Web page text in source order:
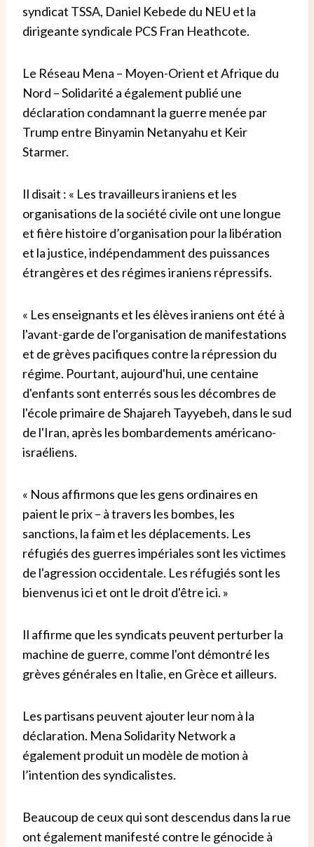
syndicat TSSA, Daniel Kebede du NEU et la
dirigeante syndicale PCS Fran Heathcote.
Le Réseau Mena – Moyen-Orient et Afrique du
Nord – Solidarité a également publié une
déclaration condamnant la guerre menée par
Trump entre Binyamin Netanyahu et Keir
Starmer.
Il disait : « Les travailleurs iraniens et les
organisations de la société civile ont une longue
et fière histoire d’organisation pour la libération
et la justice, indépendamment des puissances
étrangères et des régimes iraniens répressifs.
« Les enseignants et les élèves iraniens ont été à
l'avant-garde de l'organisation de manifestations
et de grèves pacifiques contre la répression du
régime. Pourtant, aujourd'hui, une centaine
d'enfants sont enterrés sous les décombres de
l'école primaire de Shajareh Tayyebeh, dans le sud
de l'Iran, après les bombardements américano-
israéliens.
« Nous affirmons que les gens ordinaires en
paient le prix – à travers les bombes, les
sanctions, la faim et les déplacements. Les
réfugiés des guerres impériales sont les victimes
de l'agression occidentale. Les réfugiés sont les
bienvenus ici et ont le droit d'être ici. »
Il affirme que les syndicats peuvent perturber la
machine de guerre, comme l'ont démontré les
grèves générales en Italie, en Grèce et ailleurs.
Les partisans peuvent ajouter leur nom à la
déclaration. Mena Solidarity Network a
également produit un modèle de motion à
l’intention des syndicalistes.
Beaucoup de ceux qui sont descendus dans la rue
ont également manifesté contre le génocide à